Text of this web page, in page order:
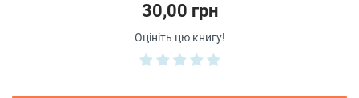
30,00 грн
Оцініть цю книгу!